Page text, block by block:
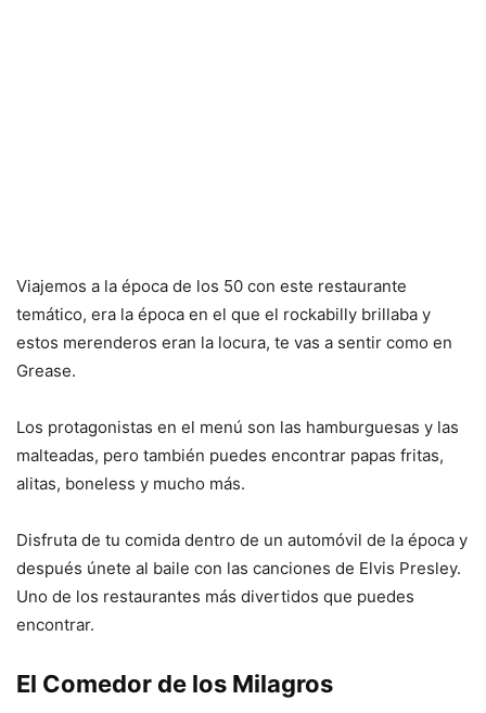
Viajemos a la época de los 50 con este restaurante
temático, era la época en el que el rockabilly brillaba y
estos merenderos eran la locura, te vas a sentir como en
Grease.
Los protagonistas en el menú son las hamburguesas y las
malteadas, pero también puedes encontrar papas fritas,
alitas, boneless y mucho más.
Disfruta de tu comida dentro de un automóvil de la época y
después únete al baile con las canciones de Elvis Presley.
Uno de los restaurantes más divertidos que puedes
encontrar.
El Comedor de los Milagros